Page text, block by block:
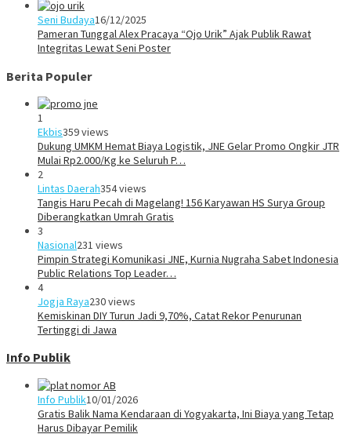
Seni Budaya16/12/2025
Pameran Tunggal Alex Pracaya “Ojo Urik” Ajak Publik Rawat
Integritas Lewat Seni Poster
Berita Populer
1
Ekbis359 views
Dukung UMKM Hemat Biaya Logistik, JNE Gelar Promo Ongkir JTR
Mulai Rp2.000/Kg ke Seluruh P…
2
Lintas Daerah354 views
Tangis Haru Pecah di Magelang! 156 Karyawan HS Surya Group
Diberangkatkan Umrah Gratis
3
Nasional231 views
Pimpin Strategi Komunikasi JNE, Kurnia Nugraha Sabet Indonesia
Public Relations Top Leader…
4
Jogja Raya230 views
Kemiskinan DIY Turun Jadi 9,70%, Catat Rekor Penurunan
Tertinggi di Jawa
Info Publik
Info Publik10/01/2026
Gratis Balik Nama Kendaraan di Yogyakarta, Ini Biaya yang Tetap
Harus Dibayar Pemilik